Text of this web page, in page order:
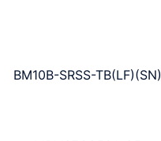
BM10B-SRSS-TB(LF)(SN)